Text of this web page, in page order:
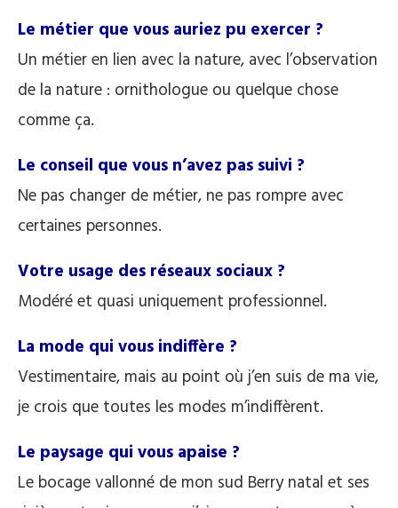
Le métier que vous auriez pu exercer ?
Un métier en lien avec la nature, avec l’observation
de la nature : ornithologue ou quelque chose
comme ça.
Le conseil que vous n’avez pas suivi ?
Ne pas changer de métier, ne pas rompre avec
certaines personnes.
Votre usage des réseaux sociaux ?
Modéré et quasi uniquement professionnel.
La mode qui vous indiffère ?
Vestimentaire, mais au point où j’en suis de ma vie,
je crois que toutes les modes m’indiffèrent.
Le paysage qui vous apaise ?
Le bocage vallonné de mon sud Berry natal et ses